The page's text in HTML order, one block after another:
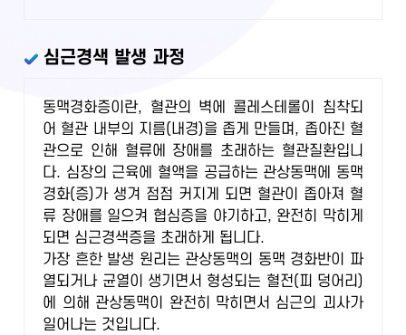
심근경색 발생 과정
동맥경화증이란, 혈관의 벽에 콜레스테롤이 침착되
어 혈관 내부의 지름(내경)을 좁게 만들며, 좁아진 혈
관으로 인해 혈류에 장애를 초래하는 혈관질환입니
다. 심장의 근육에 혈액을 공급하는 관상동맥에 동맥
경화(증)가 생겨 점점 커지게 되면 혈관이 좁아져 혈
류 장애를 일으켜 협심증을 야기하고, 완전히 막히게
되면 심근경색증을 초래하게 됩니다.
가장 흔한 발생 원리는 관상동맥의 동맥 경화반이 파
열되거나 균열이 생기면서 형성되는 혈전(피 덩어리)
에 의해 관상동맥이 완전히 막히면서 심근의 괴사가
일어나는 것입니다.